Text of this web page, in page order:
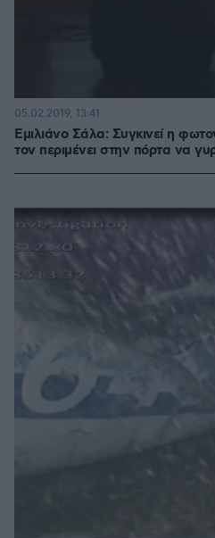
Εμιλιάνο Σάλα: Συγκινεί η
τον περιμένει στην πόρτα να
05.02.2019, 13:41